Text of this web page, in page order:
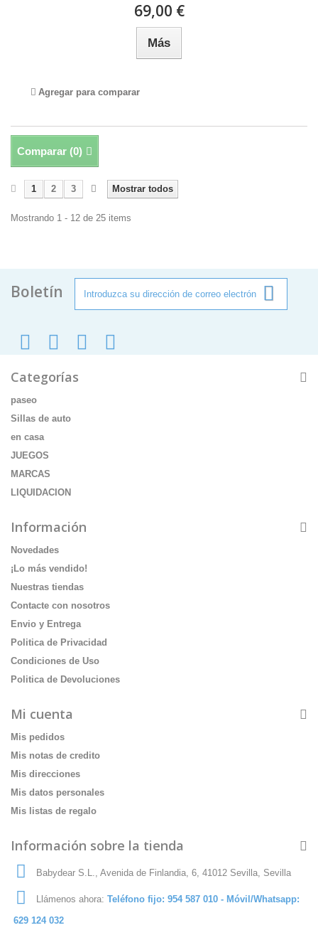
69,00 €
Más
Agregar para comparar
Comparar (0)
Mostrar todos
1 2 3
Mostrando 1 - 12 de 25 items
Boletín
Categorías
paseo
Sillas de auto
en casa
JUEGOS
MARCAS
LIQUIDACION
Información
Novedades
¡Lo más vendido!
Nuestras tiendas
Contacte con nosotros
Envio y Entrega
Politica de Privacidad
Condiciones de Uso
Politica de Devoluciones
Mi cuenta
Mis pedidos
Mis notas de credito
Mis direcciones
Mis datos personales
Mis listas de regalo
Información sobre la tienda
Babydear S.L., Avenida de Finlandia, 6, 41012 Sevilla, Sevilla
Llámenos ahora: Teléfono fijo: 954 587 010 - Móvil/Whatsapp:
629 124 032